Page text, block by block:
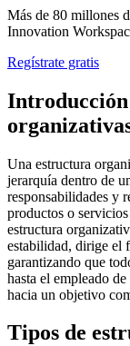
Más de 80 millones
Innovation
Regístrate gratis
Una estructura
jerarquía dentro de
responsabilidades y
productos o
estructura
estabilidad, dirige el
garantizando que
hasta el empleado
hacia un objetivo
Tipos de